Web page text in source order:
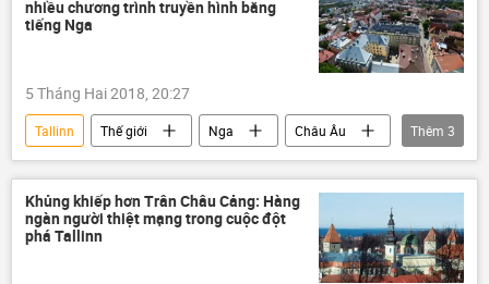
Latvia
Romania Thế giới
nhiều chương trình truyền hình bằng
tiếng Nga
5 Tháng Hai 2018, 20:27
Tallinn Thế giới Nga
Châu Âu
Estonia
Liên bang Nga
truyền hình
Thêm 3
Khủng khiếp hơn Trân Châu Cảng: Hàng
ngàn người thiệt mạng trong cuộc đột
phá Tallinn